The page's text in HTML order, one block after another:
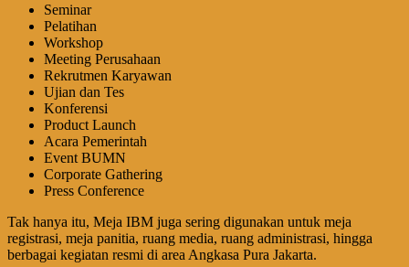
Seminar
Pelatihan
Workshop
Meeting Perusahaan
Rekrutmen Karyawan
Ujian dan Tes
Konferensi
Product Launch
Acara Pemerintah
Event BUMN
Corporate Gathering
Press Conference
Tak hanya itu, Meja IBM juga sering digunakan untuk meja
registrasi, meja panitia, ruang media, ruang administrasi, hingga
berbagai kegiatan resmi di area Angkasa Pura Jakarta.